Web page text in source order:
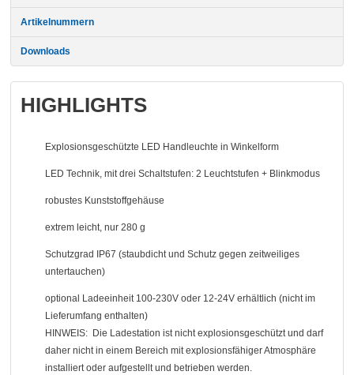
Artikelnummern
Downloads
HIGHLIGHTS
Explosionsgeschützte LED Handleuchte in Winkelform
LED Technik, mit drei Schaltstufen: 2 Leuchtstufen + Blinkmodus
robustes Kunststoffgehäuse
extrem leicht, nur 280 g
Schutzgrad IP67 (staubdicht und Schutz gegen zeitweiliges
untertauchen)
optional Ladeeinheit 100-230V oder 12-24V erhältlich (nicht im
Lieferumfang enthalten)
HINWEIS: Die Ladestation ist nicht explosionsgeschützt und darf
daher nicht in einem Bereich mit explosionsfähiger Atmosphäre
installiert oder aufgestellt und betrieben werden.